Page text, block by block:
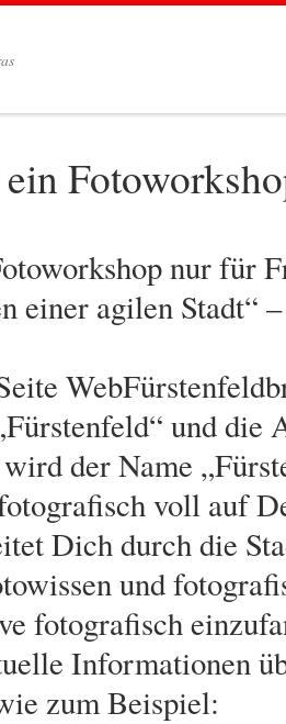
nur für
einer agilen Stadt“
und
der Name
voll auf
Dich durch die
und
fotografisch
Informationen
zum Beispiel: